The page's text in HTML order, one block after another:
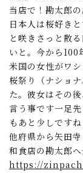
当店で！勘太郎の
日本人は桜好き
と咲きさっと散
いと。今から100
米国の女性がワ
桜祭り（ナショ
た。彼女はその
言う事です一足
もあと少しですね
他府県から矢田
和食店の勘太郎へ
https://